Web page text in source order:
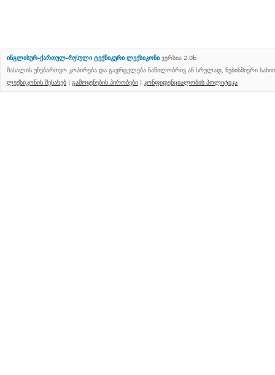
ინგლისურ-ქართულ-რუსული ტექნიკური ლექსიკონი ვერსია 2.0b
მასალის უნებართვო კოპირება და გავრცელება ნაწილობრივ ან სრულად, ნებისმიერი
ლექსიკონის შესახებ | გამოყენების პირობები | კონფიდენციალობის პოლიტიკა